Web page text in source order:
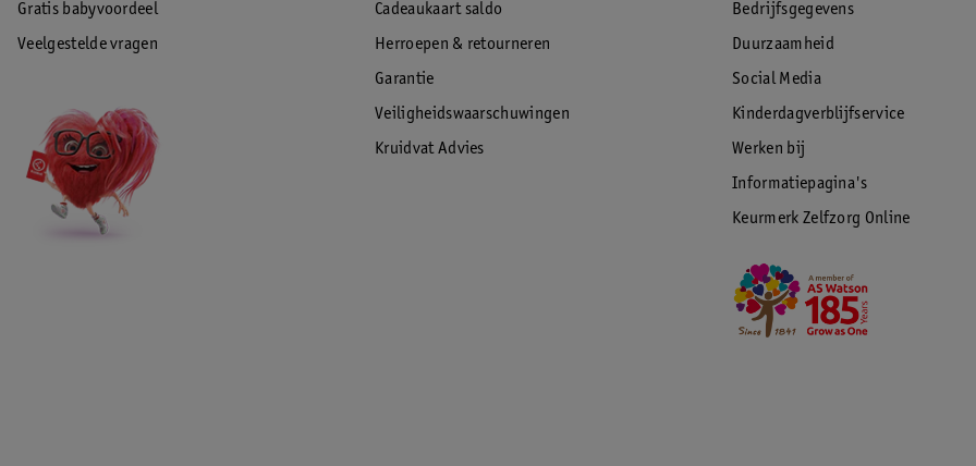
Gratis babyvoordeel
Veelgestelde vragen
Cadeaukaart saldo
Herroepen & retourneren
Garantie
Veiligheidswaarschuwingen
Kruidvat Advies
Bedrijfsgegevens
Duurzaamheid
Social Media
Kinderdagverblijfservice
Werken bij
Informatiepagina's
Keurmerk Zelfzorg Online